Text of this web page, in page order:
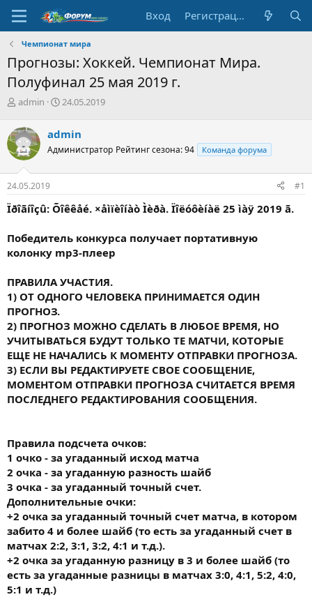
Вход Регистрация
Чемпионат мира
Прогнозы: Хоккей. Чемпионат Мира.
Полуфинал 25 мая 2019 г.
А
т
о
р
т
е
м
ы
admin
Д
а
н
ч
л
а
24.05.2019
admin
Администратор Рейтинг сезона: 94 Команда форума
24.05.2019 #1
Ïðîãíîçû: Õîêêåé. ×åìïèîíàò Ìèðà. Ïîëóôèíàë 25 ìàÿ 2019 ã.
Победитель конкурса получает портативную
колонку mp3-плеер
ПРАВИЛА УЧАСТИЯ.
1) ОТ ОДНОГО ЧЕЛОВЕКА ПРИНИМАЕТСЯ ОДИН
ПРОГНОЗ.
2) ПРОГНОЗ МОЖНО СДЕЛАТЬ В ЛЮБОЕ ВРЕМЯ, НО
УЧИТЫВАТЬСЯ БУДУТ ТОЛЬКО ТЕ МАТЧИ, КОТОРЫЕ
ЕЩЕ НЕ НАЧАЛИСЬ К МОМЕНТУ ОТПРАВКИ ПРОГНОЗА.
3) ЕСЛИ ВЫ РЕДАКТИРУЕТЕ СВОЕ СООБЩЕНИЕ,
МОМЕНТОМ ОТПРАВКИ ПРОГНОЗА СЧИТАЕТСЯ ВРЕМЯ
ПОСЛЕДНЕГО РЕДАКТИРОВАНИЯ СООБЩЕНИЯ.
Правила подсчета очков:
1 очко - за угаданный исход матча
2 очка - за угаданную разность шайб
3 очка - за угаданный точный счет.
Дополнительные очки:
+2 очка за угаданный точный счет матча, в котором
забито 4 и более шайб (то есть за угаданный счет в
матчах 2:2, 3:1, 3:2, 4:1 и т.д.).
+2 очка за угаданную разницу в 3 и более шайб (то
есть за угаданные разницы в матчах 3:0, 4:1, 5:2, 4:0,
5:1 и т.д.)